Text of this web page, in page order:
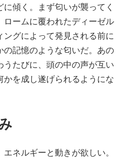
傾く。まず匂いが襲ってく
ロームに覆われたディーゼル
グによって発見される前に
記憶のような匂いだ。あの
うたびに、頭の中の声が互い
かを成し遂げられるようにな
ネルギーと動きが欲しい。